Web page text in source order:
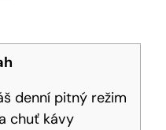
denní pitný režim
‍chuť ⁣kávy